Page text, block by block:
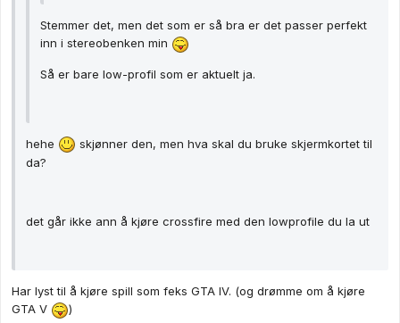
Stemmer det, men det som er så bra er det passer perfekt
inn i stereobenken min
Så er bare low-profil som er aktuelt ja.
hehe
skjønner den, men hva skal du bruke skjermkortet til
da?
det går ikke ann å kjøre crossfire med den lowprofile du la ut
Har lyst til å kjøre spill som feks GTA IV. (og drømme om å kjøre
GTA V
)